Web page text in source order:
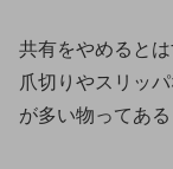
共有をやめるとは
爪切りやスリッ
が多い物ってある